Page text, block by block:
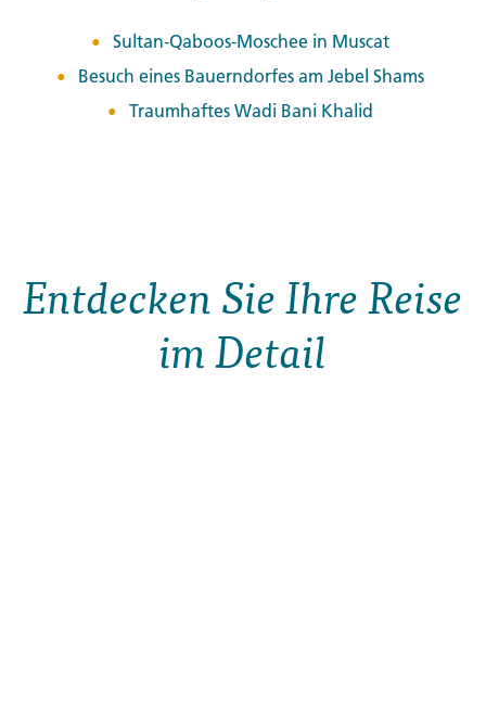
Sultan-Qaboos-Moschee in Muscat
Besuch eines Bauerndorfes am Jebel Shams
Traumhaftes Wadi Bani Khalid
Entdecken Sie Ihre Reise
im Detail